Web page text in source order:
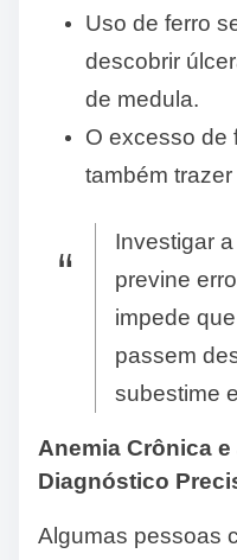
Uso de ferro
descobrir
de medula.
O excesso de
também
Investigar
previne
impede
passem
subestime
Anemia Crônica
Diagnóstico
Algumas pessoas